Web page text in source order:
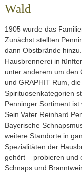
Wald
1905 wurde das
Zunächst stellten
dann Obstbrände
Hausbrennerei in
unter anderem um den
und GRAPHIT Rum,
Spirituosenkategorien
Penninger Sortiment
Sein Vater Reinhard
Bayerische
weitere Standorte in
Spezialitäten der
gehört – probieren und
Schnaps und